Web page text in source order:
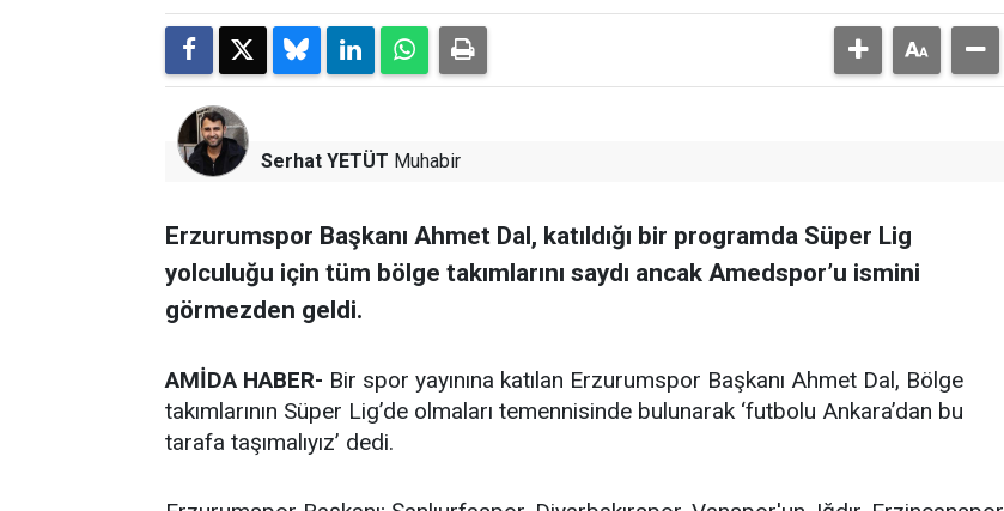
Serhat YETÜT Muhabir
Erzurumspor Başkanı Ahmet Dal, katıldığı bir programda Süper Lig
yolculuğu için tüm bölge takımlarını saydı ancak Amedspor’u ismini
görmezden geldi.
AMİDA HABER- Bir spor yayınına katılan Erzurumspor Başkanı Ahmet Dal, Bölge
takımlarının Süper Lig’de olmaları temennisinde bulunarak ‘futbolu Ankara’dan bu
tarafa taşımalıyız’ dedi.